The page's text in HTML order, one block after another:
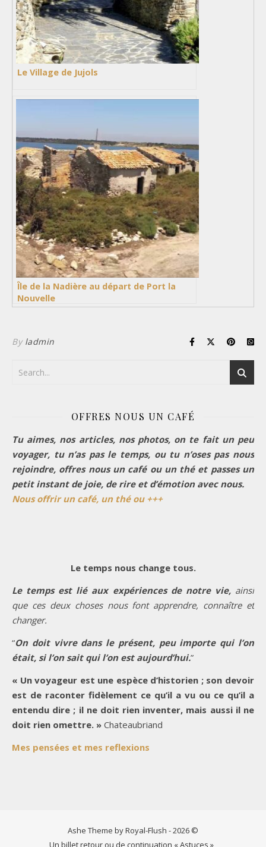
Le Village de Jujols
Île de la Nadière au départ de Port la
Nouvelle
By ladmin
OFFRES NOUS UN CAFÉ
Tu aimes, nos articles, nos photos, on te fait un peu
voyager, tu n’as pas le temps, ou tu n’oses pas nous
rejoindre, offres nous un café ou un thé et passes un
petit instant de joie, de rire et d’émotion avec nous.
Nous offrir un café, un thé ou +++
Le temps nous change tous.
Le temps est lié aux expériences de notre vie, ainsi
que ces deux choses nous font apprendre, connaître et
changer.
“On doit vivre dans le présent, peu importe qui l’on
était, si l’on sait qui l’on est aujourd’hui.”
« Un voyageur est une espèce d’historien ; son devoir
est de raconter fidèlement ce qu’il a vu ou ce qu’il a
entendu dire ; il ne doit rien inventer, mais aussi il ne
doit rien omettre. » Chateaubriand
Mes pensées et mes reflexions
Ashe Theme by Royal-Flush - 2026 ©
Un billet retour ou de continuation « Astuces »